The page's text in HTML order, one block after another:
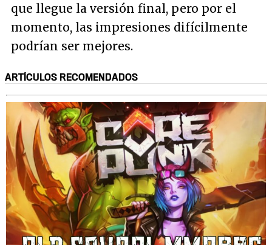
que llegue la versión final, pero por el
momento, las impresiones difícilmente
podrían ser mejores.
ARTÍCULOS RECOMENDADOS